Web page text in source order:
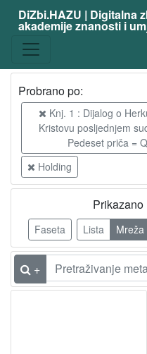
DiZbi.HAZU | Digitalna
akademije znanosti i
Probrano po:
Knj. 1 : Dijalog o
Kristovu posljednjem
Pedeset priča =
Holding
Prikazano
Faseta Lista Mreža
+